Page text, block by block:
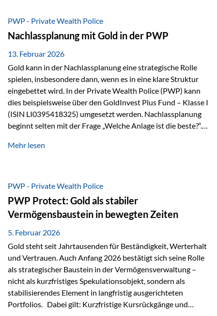
Liechtenstein eine Rolle spielen: außerhalb der EU, ohne
Euro, mit einem eigenständigen Rechts- und Finanzplatz.
Und genau an dieser Stelle setzt der 3-Zellenschutz an –…
PWP - Private Wealth Police
Nachlassplanung mit Gold in der PWP
13. Februar 2026
Gold kann in der Nachlassplanung eine strategische Rolle
spielen, insbesondere dann, wenn es in eine klare Struktur
eingebettet wird. In der Private Wealth Police (PWP) kann
dies beispielsweise über den GoldInvest Plus Fund – Klasse I
(ISIN LI0395418325) umgesetzt werden. Nachlassplanung
beginnt selten mit der Frage „Welche Anlage ist die beste?“.
was bekommen – wann – und in welcher Struktur?Und vor
bei größeren Vermögen ist das entscheidend.
Mehr lesen
PWP - Private Wealth Police
PWP Protect: Gold als stabiler
Vermögensbaustein in bewegten Zeiten
5. Februar 2026
Gold steht seit Jahrtausenden für Beständigkeit, Werterhalt
und Vertrauen. Auch Anfang 2026 bestätigt sich seine Rolle
als strategischer Baustein in der Vermögensverwaltung –
nicht als kurzfristiges Spekulationsobjekt, sondern als
stabilisierendes Element in langfristig ausgerichteten
Portfolios. Dabei gilt: Kurzfristige Kursrückgänge und